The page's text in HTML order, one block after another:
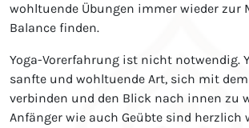
wohltuende Übungen immer wieder zur
Balance finden.
Yoga-Vorerfahrung ist nicht notwendig.
sanfte und wohltuende Art, sich mit dem
verbinden und den Blick nach innen zu
Anfänger wie auch Geübte sind herzlich